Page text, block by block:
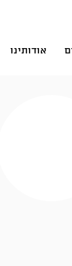
אודותינו